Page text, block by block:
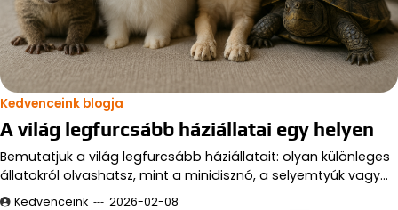
Kedvenceink blogja
A világ legfurcsább háziállatai egy helyen
Bemutatjuk a világ legfurcsább háziállatait: olyan különleges
állatokról olvashatsz, mint a minidisznó, a selyemtyúk vagy…
Kedvenceink
2026-02-08